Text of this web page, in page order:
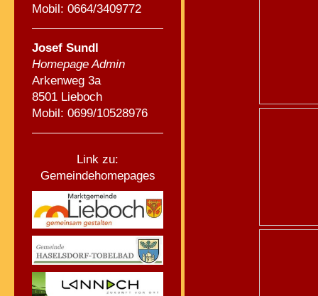
Mobil: 0664/3409772
Josef Sundl
Homepage Admin
Arkenweg 3a
8501 Lieboch
Mobil: 0699/10528976
Link zu:
Gemeindehomepages